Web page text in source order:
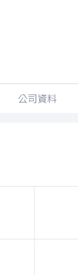
公司資料